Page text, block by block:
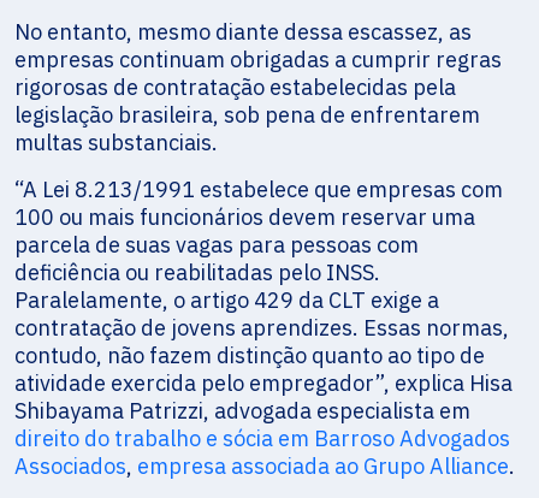
No entanto, mesmo diante dessa escassez, as
empresas continuam obrigadas a cumprir regras
rigorosas de contratação estabelecidas pela
legislação brasileira, sob pena de enfrentarem
multas substanciais.
“A Lei 8.213/1991 estabelece que empresas com
100 ou mais funcionários devem reservar uma
parcela de suas vagas para pessoas com
deficiência ou reabilitadas pelo INSS.
Paralelamente, o artigo 429 da CLT exige a
contratação de jovens aprendizes. Essas normas,
contudo, não fazem distinção quanto ao tipo de
atividade exercida pelo empregador”, explica Hisa
Shibayama Patrizzi, advogada especialista em
direito do trabalho e sócia em Barroso Advogados
Associados, empresa associada ao Grupo Alliance.